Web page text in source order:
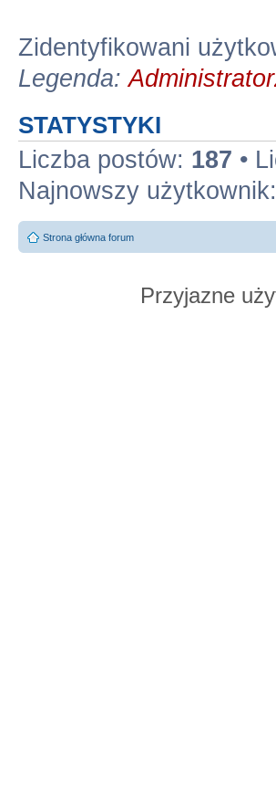
Zidentyfikowani
Legenda:
STATYSTYKI
Liczba postów: 187 •
Najnowszy użytkownik:
Strona główna forum
Przyjazne